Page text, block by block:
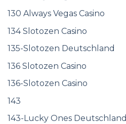
130 Always Vegas Casino
134 Slotozen Casino
135-Slotozen Deutschland
136 Slotozen Casino
136-Slotozen Casino
143
143-Lucky Ones Deutschland